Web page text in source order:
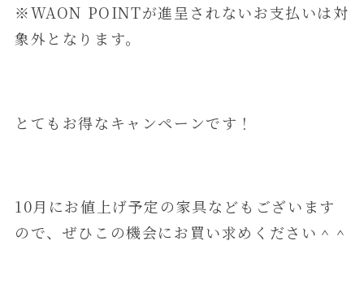
※WAON POINTが進呈されないお支払いは対
象外となります。
とてもお得なキャンペーンです！
10月にお値上げ予定の家具などもございます
ので、ぜひこの機会にお買い求めください＾＾